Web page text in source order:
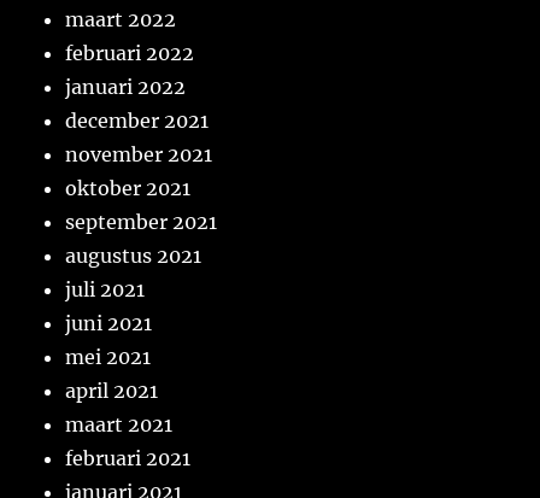
maart 2022
februari 2022
januari 2022
december 2021
november 2021
oktober 2021
september 2021
augustus 2021
juli 2021
juni 2021
mei 2021
april 2021
maart 2021
februari 2021
januari 2021